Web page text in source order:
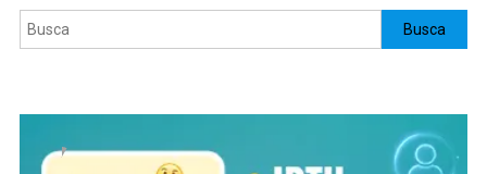
Pesquisar Busca